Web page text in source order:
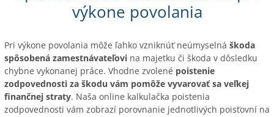
výkone povolania
Pri výkone povolania môže ľahko vzniknúť neúmyselná škoda
spôsobená zamestnávateľovi na majetku či škoda v dôsledku
chybne vykonanej práce. Vhodne zvolené poistenie
zodpovednosti za škodu vám pomôže vyvarovať sa veľkej
finančnej straty. Naša online kalkulačka poistenia
zodpovednosti vám zobrazí porovnanie jednotlivých poisťovní na